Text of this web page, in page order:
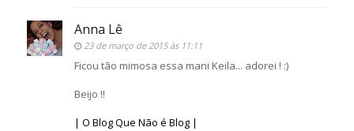
Anna Lê
23 de março de 2015 às 11:11
Ficou tão mimosa essa mani Keila... adorei ! :)
Beijo !!
| O Blog Que Não é Blog |